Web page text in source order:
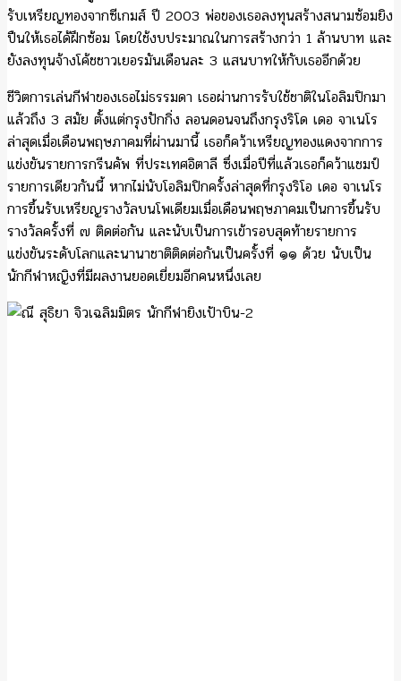
รับเหรียญทองจากซีเกมส์ ปี 2003 พ่อของเธอลงทุนสร้างสนามซ้อมยิง
ปืนให้เธอได้ฝึกซ้อม โดยใช้งบประมาณในการสร้างกว่า 1 ล้านบาท และ
ยังลงทุนจ้างโค้ชชาวเยอรมันเดือนละ 3 แสนบาทให้กับเธออีกด้วย
ชีวิตการเล่นกีฬาของเธอไม่ธรรมดา เธอผ่านการรับใช้ชาติในโอลิมปิกมา
แล้วถึง 3 สมัย ตั้งแต่กรุงปักกิ่ง ลอนดอนจนถึงกรุงริโด เดอ จาเนโร
ล่าสุดเมื่อเดือนพฤษภาคมที่ผ่านมานี้ เธอก็คว้าเหรียญทองแดงจากการ
แข่งขันรายการกรีนคัพ ที่ประเทศอิตาลี ซึ่งเมื่อปีที่แล้วเธอก็คว้าแชมป์
รายการเดียวกันนี้ หากไม่นับโอลิมปิกครั้งล่าสุดที่กรุงริโอ เดอ จาเนโร
การขึ้นรับเหรียญรางวัลบนโพเดียมเมื่อเดือนพฤษภาคมเป็นการขึ้นรับ
รางวัลครั้งที่ ๗ ติดต่อกัน และนับเป็นการเข้ารอบสุดท้ายรายการ
แข่งขันระดับโลกและนานาชาติติดต่อกันเป็นครั้งที่ ๑๑ ด้วย นับเป็น
นักกีฬาหญิงที่มีผลงานยอดเยี่ยมอีกคนหนึ่งเลย